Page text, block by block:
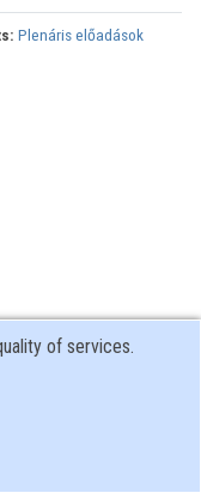
Plenáris előadások
of services.